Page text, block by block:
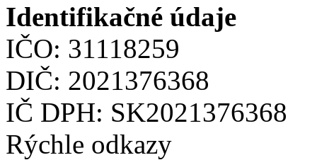
Identifikačné údaje
IČO: 31118259
DIČ: 2021376368
IČ DPH: SK2021376368
Rýchle odkazy